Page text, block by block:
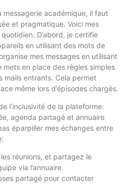
messagerie académique, il faut
et pragmatique. Voici mes
D’abord, je certifie
en utilisant des mots de
mes messages en utilisant
en place des règles simples
mails entrants. Cela permet
même lors d’épisodes chargés.
l’inclusivité de la plateforme:
agenda partagé et annuaire
éparpiller mes échanges entre
réunions, et partagez le
via l’annuaire.
partagé pour contacter